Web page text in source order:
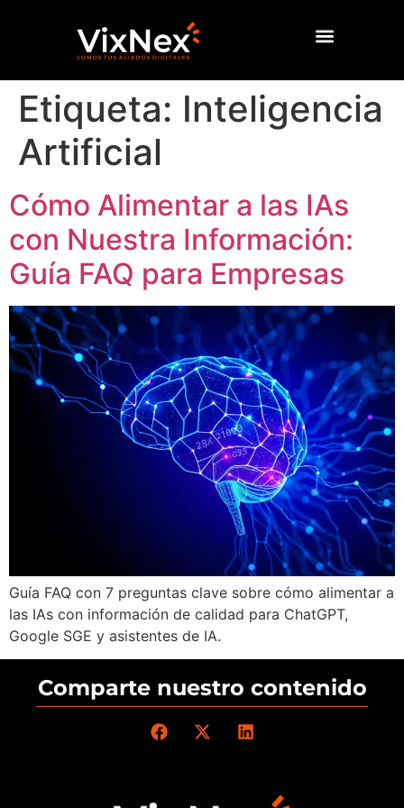
Etiqueta: Inteligencia
Artificial
Cómo Alimentar a las IAs
con Nuestra Información:
Guía FAQ para Empresas
Guía FAQ con 7 preguntas clave sobre cómo alimentar a
las IAs con información de calidad para ChatGPT,
Google SGE y asistentes de IA.
Comparte nuestro contenido